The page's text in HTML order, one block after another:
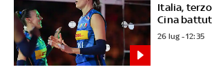
Italia,
Cina
26 lug - 12:35